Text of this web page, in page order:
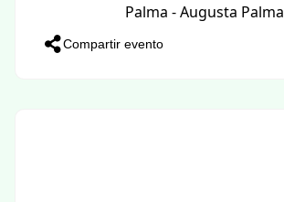
Palma - Augusta Palma
Compartir evento